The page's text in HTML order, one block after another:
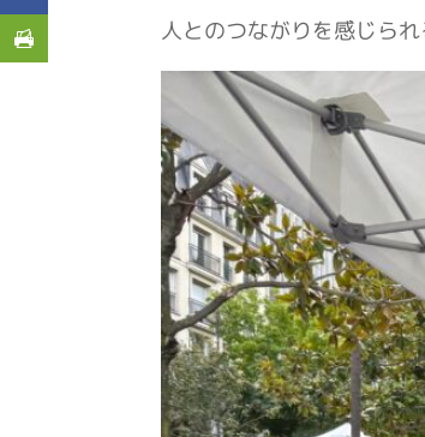
人とのつながりを感じら